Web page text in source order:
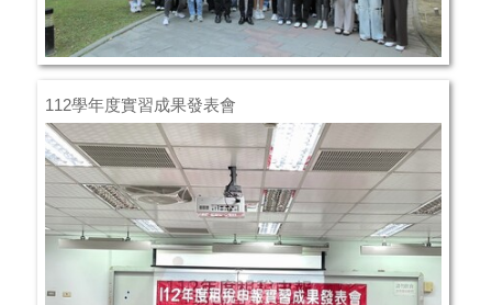
112學年度實習成果發表會